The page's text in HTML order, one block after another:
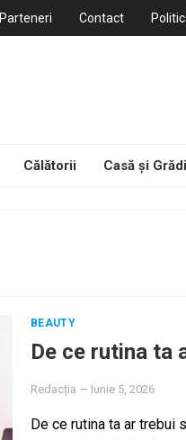
Parteneri Contact
Călătorii Casă și
BEAUTY
De ce rutina ta
Redacția — Iunie 5, 2026
De ce rutina ta ar trebui